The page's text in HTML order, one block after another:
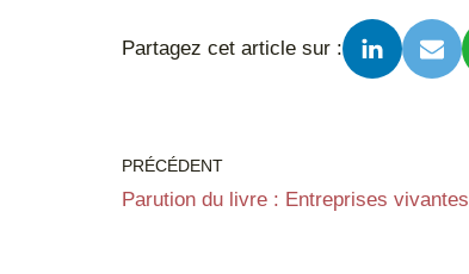
Partagez cet article sur :
PRÉCÉDENT
Parution du livre : Entreprises vivantes